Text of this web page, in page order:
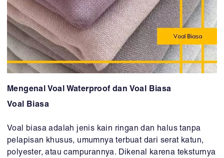
Mengenal Voal Waterproof dan Voal Biasa
Voal Biasa
Voal biasa adalah jenis kain ringan dan halus tanpa
pelapisan khusus, umumnya terbuat dari serat katun,
polyester, atau campurannya. Dikenal karena teksturnya